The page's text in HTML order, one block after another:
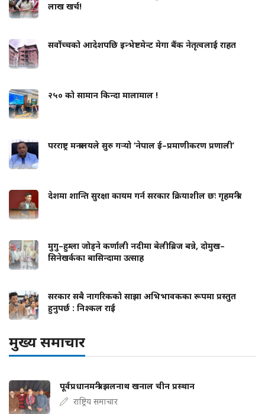
लाख खर्च!
सर्वोच्चको आदेशपछि इन्भेष्टमेन्ट मेगा बैंक नेतृत्वलाई राहत
२५० को सामान किन्दा मालामाल !
परराष्ट्र मन्त्रालयले सुरु गर्‍यो ‘नेपाल ई–प्रमाणीकरण प्रणाली’
देशमा शान्ति सुरक्षा कायम गर्न सरकार क्रियाशील छः गृहमन्त्री
मुगु–हुम्ला जोड्ने कर्णाली नदीमा बेलीब्रिज बन्ने, दोमुख–
सिनेखर्कका बासिन्दामा उत्साह
सरकार सबै नागरिकको साझा अभिभावकका रूपमा प्रस्तुत
हुनुपर्छ : निश्कल राई
मुख्य समाचार
पूर्वप्रधानमन्त्री झलनाथ खनाल चीन प्रस्थान
राष्ट्रिय समाचार